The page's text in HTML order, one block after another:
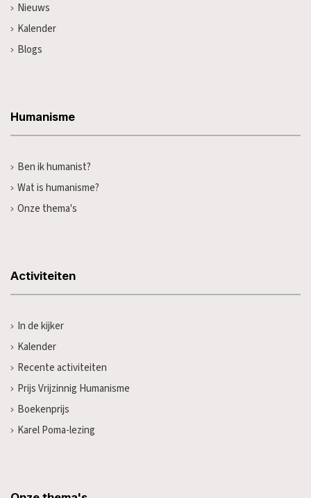
Nieuws
Kalender
Blogs
Humanisme
Ben ik humanist?
Wat is humanisme?
Onze thema's
Activiteiten
In de kijker
Kalender
Recente activiteiten
Prijs Vrijzinnig Humanisme
Boekenprijs
Karel Poma-lezing